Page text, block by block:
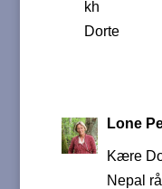
kh
Dorte
Lone
Kære
Nepal